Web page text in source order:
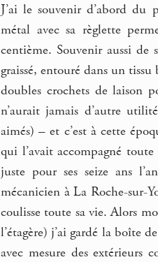
J’ai le souvenir d’abord
métal avec sa règlette
centième. Souvenir aussi de
graissé, entouré dans un
doubles crochets de laison
n’aurait jamais d’autre
aimés) – et c’est à cette
qui l’avait accompagné
juste pour ses seize ans
mécanicien à La Roche-sur-
coulisse toute sa vie. Alors
l’étagère) j’ai gardé la boîte
avec mesure des extérieurs